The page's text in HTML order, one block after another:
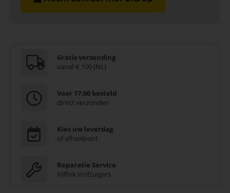
Gratis verzending
vanaf € 100 (NL)
Voor 17:00 besteld
direct verzonden
Kies uw leverdag
of afhaalpunt
Reparatie Service
Nilfisk stofzuigers